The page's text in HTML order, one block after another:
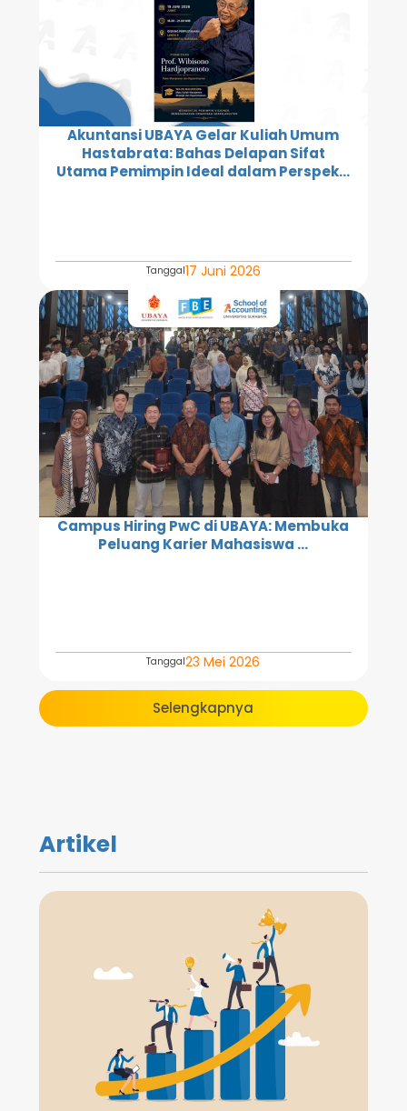
Akuntansi UBAYA Gelar Kuliah Umum
Hastabrata: Bahas Delapan Sifat
Utama Pemimpin Ideal dalam Perspek...
Tanggal17 Juni 2026
Campus Hiring PwC di UBAYA: Membuka
Peluang Karier Mahasiswa ...
Tanggal23 Mei 2026
Selengkapnya
Artikel